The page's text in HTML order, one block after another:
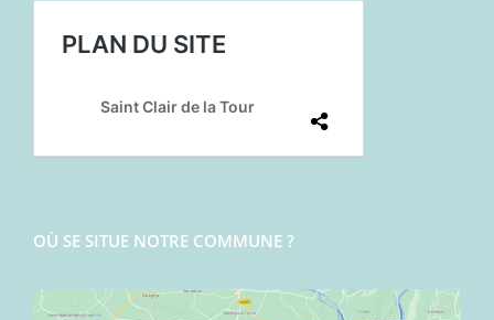
OÙ SE SITUE NOTRE COMMUNE ?